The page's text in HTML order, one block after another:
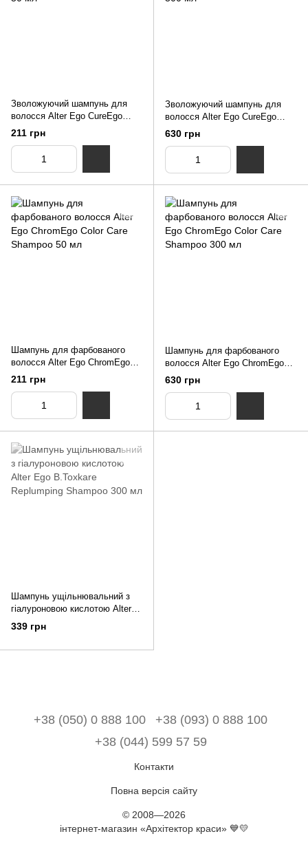
Зволожуючий шампунь для
волосся Alter Ego CureEgo
Hydraday Shampoo 50 мл
211 грн
Зволожуючий шампунь для
волосся Alter Ego CureEgo
Hydraday Shampoo 300 мл
630 грн
Шампунь для фарбованого
волосся Alter Ego ChromEgo
Color Care Shampoo 50 мл
211 грн
Шампунь для фарбованого
волосся Alter Ego ChromEgo
Color Care Shampoo 300 мл
630 грн
Шампунь ущільнювальний з
гіалуроновою кислотою Alter
Ego B.Toxkare Replumping
Shampoo 300 мл
339 грн
+38 (050) 0 888 100
+38 (093) 0 888 100
+38 (044) 599 57 59
Контакти
Повна версія сайту
© 2008—2026
інтернет-магазин «Архітектор краси» 💙💛